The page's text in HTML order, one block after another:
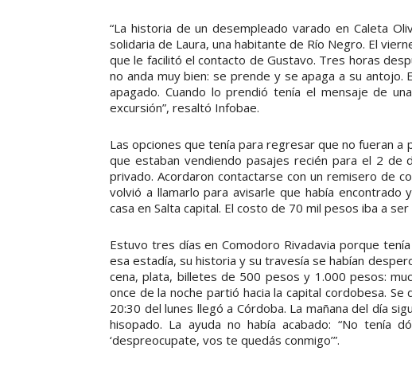
“La historia de un desempleado varado en Caleta
solidaria de Laura, una habitante de Río Negro. El
que le facilitó el contacto de Gustavo. Tres horas
no anda muy bien: se prende y se apaga a su
apagado. Cuando lo prendió tenía el mensaje de
excursión”, resaltó Infobae.
Las opciones que tenía para regresar que no fueran a
que estaban vendiendo pasajes recién para el 2 de
privado. Acordaron contactarse con un remisero de
volvió a llamarlo para avisarle que había
casa en Salta capital. El costo de 70 mil pesos iba a
Estuvo tres días en Comodoro Rivadavia porque
esa estadía, su historia y su travesía se habían
cena, plata, billetes de 500 pesos y 1.000 pesos:
once de la noche partió hacia la capital cordobesa.
20:30 del lunes llegó a Córdoba. La mañana del día
hisopado. La ayuda no había acabado: “No tenía
‘despreocupate, vos te quedás conmigo’”.